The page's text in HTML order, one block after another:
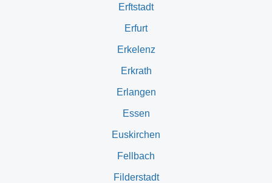
Erftstadt
Erfurt
Erkelenz
Erkrath
Erlangen
Essen
Euskirchen
Fellbach
Filderstadt